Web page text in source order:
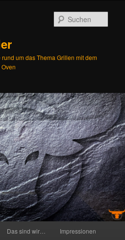
um das Thema Grillen mit dem
Das sind wir… Impressionen